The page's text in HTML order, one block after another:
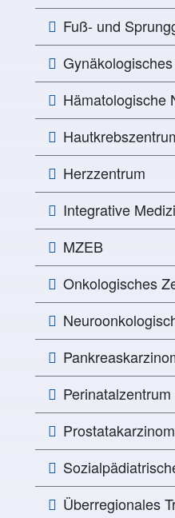
Fuß- und
Hämatologische
Herzzentrum
Integrative
MZEB
Onkologisches
Überregionales